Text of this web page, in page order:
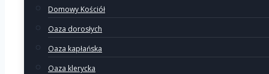
Domowy Kościół
Oaza dorosłych
Oaza kapłańska
Oaza klerycka